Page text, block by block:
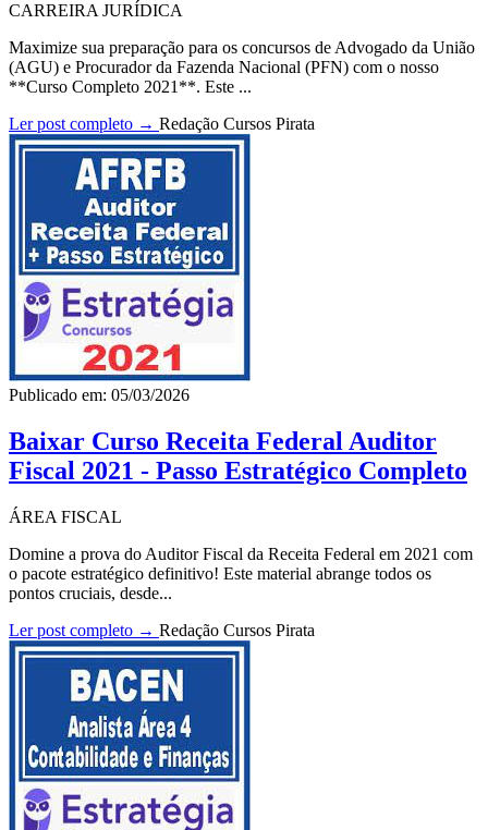
CARREIRA JURÍDICA
Maximize sua preparação para os concursos de Advogado da União
(AGU) e Procurador da Fazenda Nacional (PFN) com o nosso
**Curso Completo 2021**. Este ...
Ler post completo → Redação Cursos Pirata
Publicado em: 05/03/2026
Baixar Curso Receita Federal Auditor
Fiscal 2021 - Passo Estratégico Completo
ÁREA FISCAL
Domine a prova do Auditor Fiscal da Receita Federal em 2021 com
o pacote estratégico definitivo! Este material abrange todos os
pontos cruciais, desde...
Ler post completo → Redação Cursos Pirata